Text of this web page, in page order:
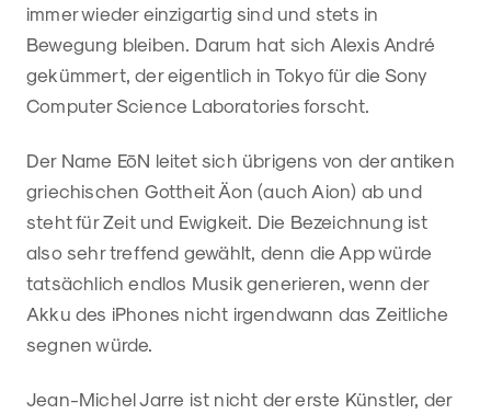
immer wieder einzigartig sind und stets in
Bewegung bleiben. Darum hat sich Alexis André
gekümmert, der eigentlich in Tokyo für die Sony
Computer Science Laboratories forscht.
Der Name EōN leitet sich übrigens von der antiken
griechischen Gottheit Äon (auch Aion) ab und
steht für Zeit und Ewigkeit. Die Bezeichnung ist
also sehr treffend gewählt, denn die App würde
tatsächlich endlos Musik generieren, wenn der
Akku des iPhones nicht irgendwann das Zeitliche
segnen würde.
Jean-Michel Jarre ist nicht der erste Künstler, der